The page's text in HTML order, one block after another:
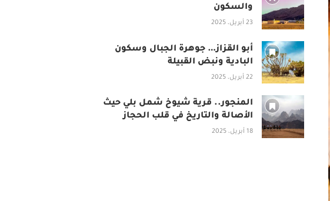
والسكون
23 أبريل، 2025
أبو القزاز… جوهرة الجبال وسكون
البادية ونبض القبيلة
22 أبريل، 2025
المنجور.. قرية شيوخ شمل بلي حيث
الأصالة والتاريخ في قلب الحجاز
18 أبريل، 2025